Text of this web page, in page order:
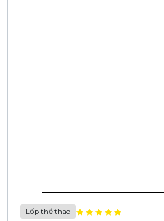
Lốp thể thao